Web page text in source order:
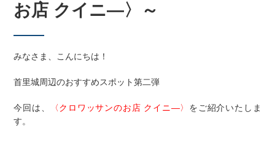
お店 クイニ―〉～
みなさま、こんにちは！
首里城周辺のおすすめスポット第二弾
今回は、 〈クロワッサンのお店 クイニ―〉 をご紹介いたしま
す。